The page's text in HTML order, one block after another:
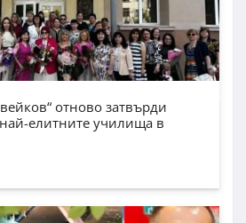
отново затвърди
елитните училища в